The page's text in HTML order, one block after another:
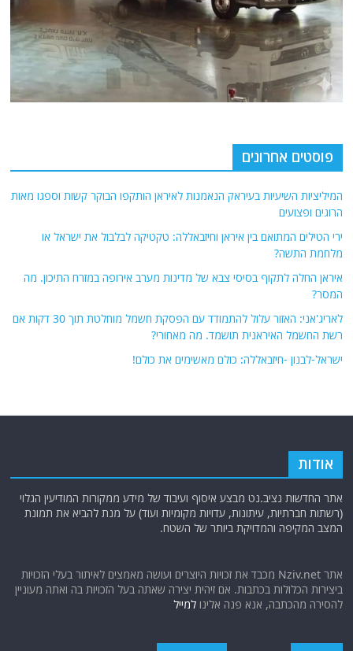
פוסטים אחרונים
המיליציות השיעיות בעיראק הנאמנות לאיראן הותקפו הבוקר קשות וספגו מאות
הרוגים ופצועים
ירי הטילים המתואם בין איראן וחיזבאללה: טקטיקה לבלבול את ישראל או
מלחמת התשה?
איראן החלה לתקוף בסיסי צבא של מדינות מערב אירופה במזרח התיכון. מה
המסר?
לאריג'אני: האזור עלול להתמודד עם הפסקת חשמל מוחלטת תוך 30 דקות אם
רשת החשמל האיראנית תושמד. מה מאחורי?
ישראל-לבנון -חיזבאללה: כולם מאשימים את כולם!
אודות
אתר החדשות נציב.נט מבצע איסוף ועיבוד של מידע ממקורות המודיעין הגלוי
(רשתות חברתיות, עיתונות, עדויות מקומיות ועוד) על מנת להביא את תמונת
המצב המקיפה והמדויקת ביותר של השטח.
אתר Nziv.net מכבד את זכויות היוצרים ועושה מאמצים לאיתור בעלי הזכויות
ביצירות הכלולות בכתבות. אם זיהית יצירה שאתה בעל הזכויות בה ואתה מעוניין
להסירה מהכתבה, אנא פנה אלינולמייל